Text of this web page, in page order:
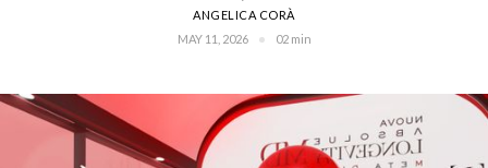
ANGELICA CORÀ
MAY 11, 2026
02 min